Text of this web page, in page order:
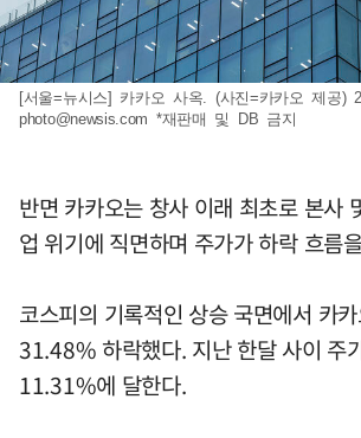
[서울=뉴시스] 카카오 사옥. (사진=카카오 제공)
photo@newsis.com *재판매 및 DB 금지
반면 카카오는 창사 이래 최초로 본사
업 위기에 직면하며 주가가 하락 흐름
코스피의 기록적인 상승 국면에서 카
31.48% 하락했다. 지난 한달 사이 주
11.31%에 달한다.